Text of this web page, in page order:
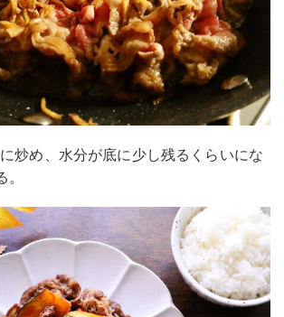
め、水分が底に少し残るくらいにな